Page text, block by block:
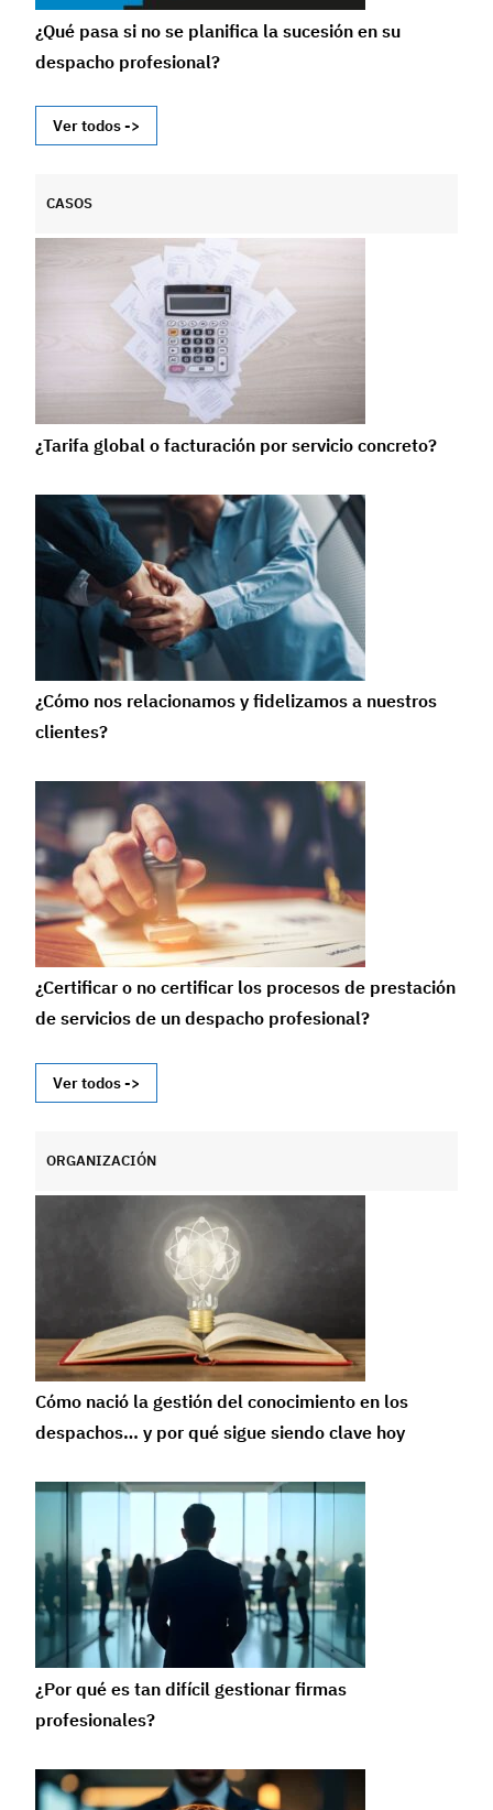
¿Qué pasa si no se planifica la sucesión en su
despacho profesional?
Ver todos ->
CASOS
¿Tarifa global o facturación por servicio concreto?
¿Cómo nos relacionamos y fidelizamos a nuestros
clientes?
¿Certificar o no certificar los procesos de prestación
de servicios de un despacho profesional?
Ver todos ->
ORGANIZACIÓN
Cómo nació la gestión del conocimiento en los
despachos… y por qué sigue siendo clave hoy
¿Por qué es tan difícil gestionar firmas
profesionales?